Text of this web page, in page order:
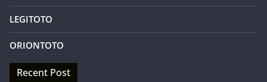
LEGITOTO
ORIONTOTO
Recent Post